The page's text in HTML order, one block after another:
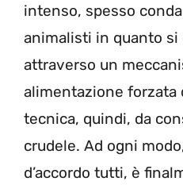
intenso, spesso
animalisti in quanto si
attraverso un
alimentazione forzata
tecnica, quindi, da
crudele. Ad ogni
d’accordo tutti, è